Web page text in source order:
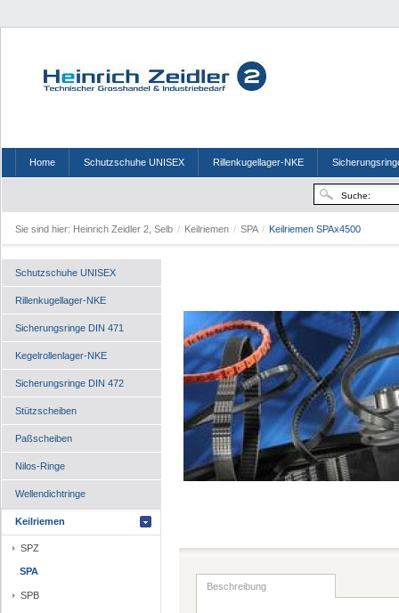
Home Schutzschuhe UNISEX Rillenkugellager-NKE
Sie sind hier: Heinrich Zeidler 2, Selb / Keilriemen / SPA / Keilriemen SPAx4500
Schutzschuhe UNISEX
Rillenkugellager-NKE
Sicherungsringe DIN 471
Kegelrollenlager-NKE
Sicherungsringe DIN 472
Stützscheiben
Paßscheiben
Nilos-Ringe
Wellendichtringe
Keilriemen
SPZ
SPA
SPB
Beschreibung